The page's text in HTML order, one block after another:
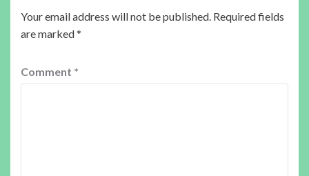
Your email address will not be published. Required fields
are marked*
Comment *